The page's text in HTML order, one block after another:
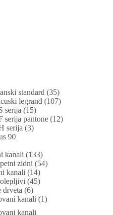
standard (35)
legrand (107)
serija (15)
serija pantone (12)
serija (3)
90
kanali (133)
zidni (54)
kanali (14)
(45)
drveta (6)
kanali (1)
kanali